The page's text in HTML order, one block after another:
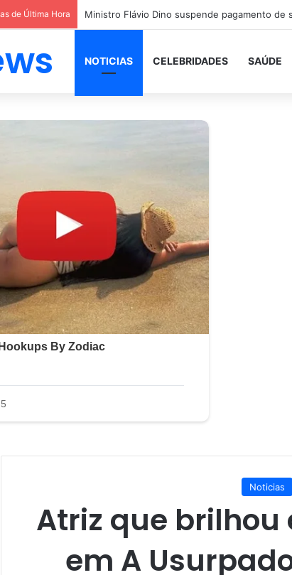
de Última Hora
NOTICIAS CELEBRIDADES SAÚDE
Noticias
Atriz que brilhou
em A